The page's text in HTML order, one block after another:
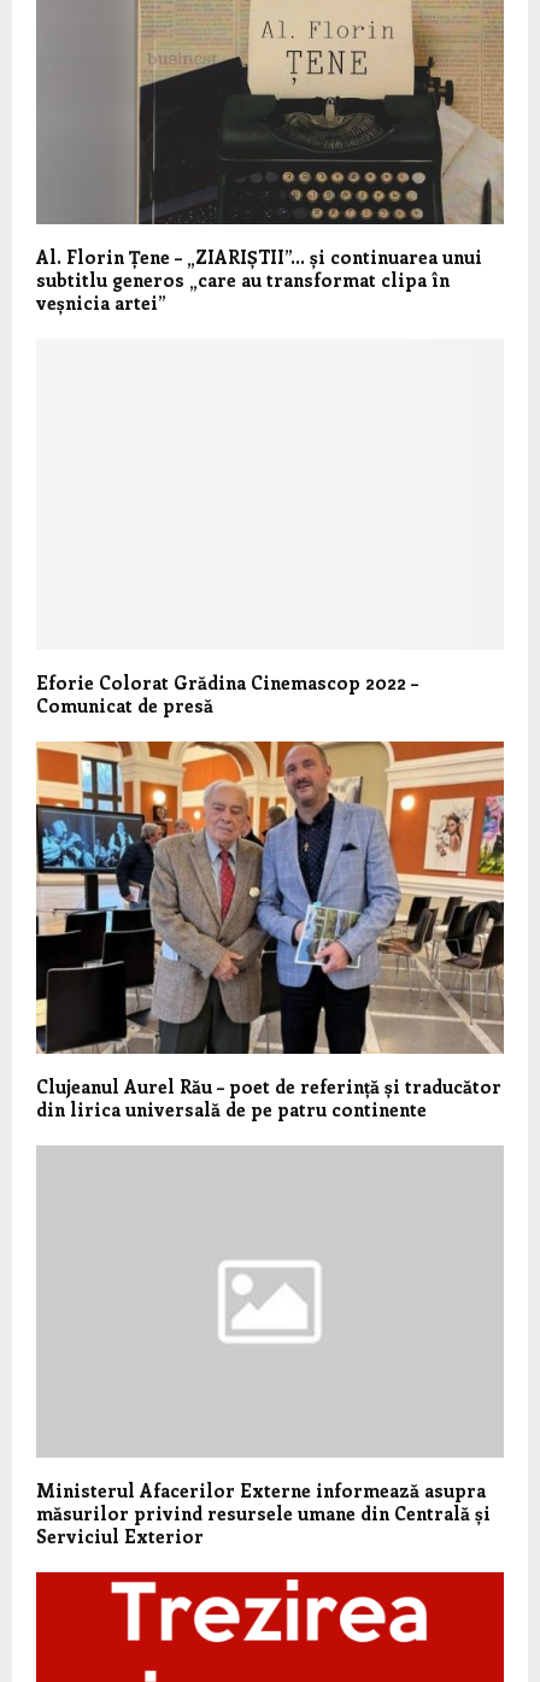
Al. Florin Țene – „ZIARIȘTII”… și continuarea unui
subtitlu generos „care au transformat clipa în
veșnicia artei”
Eforie Colorat Grădina Cinemascop 2022 –
Comunicat de presă
Clujeanul Aurel Rău – poet de referință și traducător
din lirica universală de pe patru continente
Ministerul Afacerilor Externe informează asupra
măsurilor privind resursele umane din Centrală și
Serviciul Exterior